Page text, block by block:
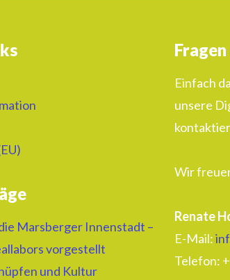
Marsberger Innenstadt –
vorgestellt
und Kultur
Einfach
unsere
Wir
Renate
E-Mail:
Telefon: